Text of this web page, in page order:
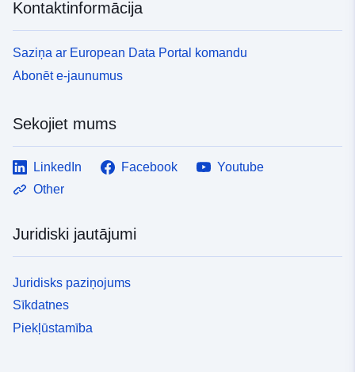
Kontaktinformācija
Saziņa ar European Data Portal komandu
Abonēt e-jaunumus
Sekojiet mums
LinkedIn Facebook
Youtube
Other
Juridiski jautājumi
Juridisks paziņojums
Sīkdatnes
Piekļūstamība